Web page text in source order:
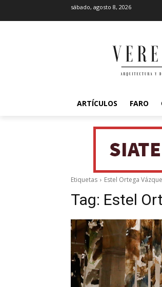
sábado, agosto 8, 2026
ARTÍCULOS FARO
Etiquetas Estel Ortega
Tag: Estel